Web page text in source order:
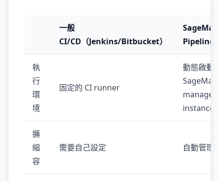
一般
CI/CD（Jenkins/Bitbucket）
Pipelines
執
行
環
境
固定的 CI runner
動態啟動
managed
instance
擴
縮
容
需要自己設定 自動管理